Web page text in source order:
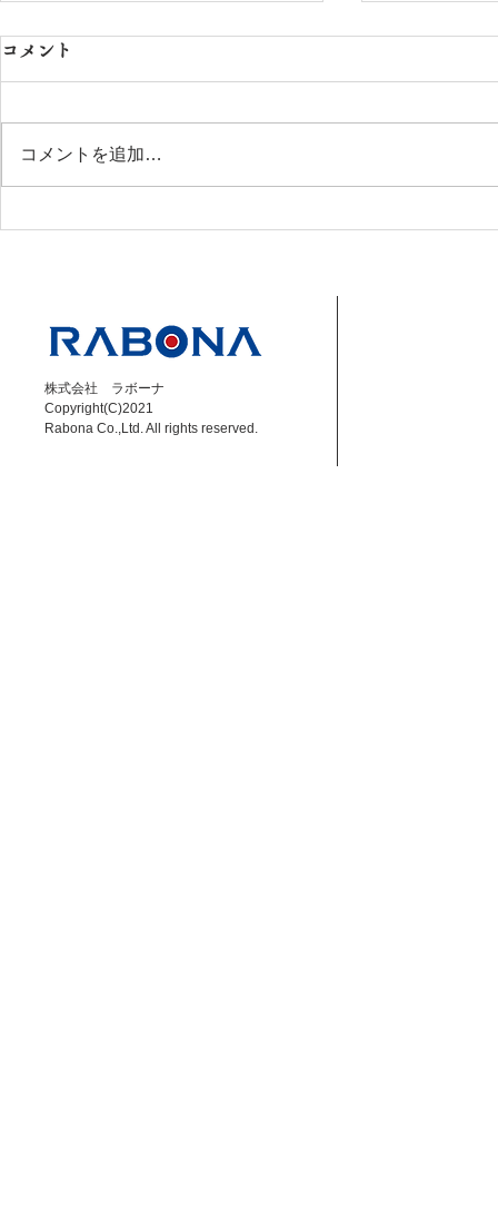
【成岡翔】8/8 DAZN Jリー
【小林大悟
コメント
コメントを追加…
株式会社 ラボーナ
Copyright(C)2021
Rabona Co.,Ltd. All rights reserved.​